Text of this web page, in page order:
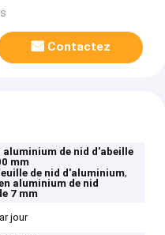
Contactez
aluminium de nid d'abeille
mm
de nid d'aluminium,
aluminium de nid
7 mm
jour